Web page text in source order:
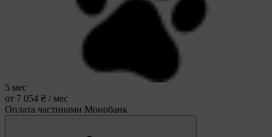
5 мес
от 7 054 ₴ / мес
Оплата частинами Монобанк